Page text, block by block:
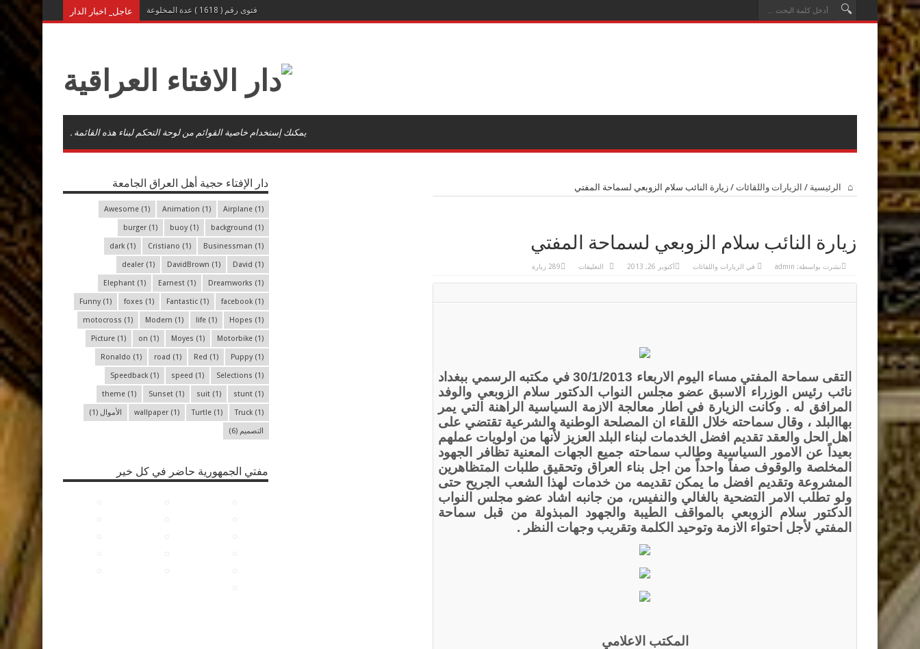
عاجل_ اخبار الدار فتوى رقم ( 1618 ) عدة المخلوعة
يمكنك إستخدام خاصية القوائم من لوحة التحكم لبناء هذه القائمة .
الرئيسية / الزيارات واللقائات / زيارة النائب سلام الزوبعي لسماحة المفتي
زيارة النائب سلام الزوبعي لسماحة المفتي
نشرت بواسطة: admin في الزيارات واللقائات أكتوبر 26, 2013 التعليقات
على
لسماحة
289 زيارة
التقى سماحة المفتي مساء اليوم الاربعاء 30/1/2013 في مكتبه الرسمي ببغداد
نائب رئيس الوزراء الاسبق عضو مجلس النواب الدكتور سلام الزوبعي والوفد
المرافق له . وكانت الزيارة في اطار معالجة الازمة السياسية الراهنة التي يمر
بهاالبلد ، وقال سماحته خلال اللقاء ان المصلحة الوطنية والشرعية تقتضي على
اهل الحل والعقد تقديم افضل الخدمات لبناء البلد العزيز لأنها من اولويات عملهم
بعيداً عن الامور السياسية وطالب سماحته جميع الجهات المعنية تظافر الجهود
المخلصة والوقوف صفاً واحداً من اجل بناء العراق وتحقيق طلبات المتظاهرين
المشروعة وتقديم افضل ما يمكن تقديمه من خدمات لهذا الشعب الجريح حتى
ولو تطلب الامر التضحية بالغالي والنفيس، من جانبه اشاد عضو مجلس النواب
الدكتور سلام الزوبعي بالمواقف الطيبة والجهود المبذولة من قبل سماحة
المفتي لأجل احتواء الازمة وتوحيد الكلمة وتقريب وجهات النظر .
المكتب الاعلامي
دار الإفتاء حجية أهل العراق الجامعة
Airplane (1)
Animation (1)
Awesome (1)
background (1)
buoy(1)
burger (1)
Businessman (1)
Cristiano (1)
dark (1)
David (1)
DavidBrown (1)
dealer (1)
Dreamworks (1)
Earnest (1)
Elephant (1)
facebook (1)
Fantastic (1)
foxes (1)
Funny(1)
Hopes (1)
life (1)
Modern (1)
motocross (1)
Motorbike (1)
Moyes (1)
on (1)
Picture (1)
Puppy(1)
Red (1)
road (1)
Ronaldo (1)
Selections (1)
speed (1)
Speedback (1)
stunt (1)
suit (1)
Sunset (1)
theme (1)
Truck (1)
Turtle (1)
wallpaper (1) الأموال (1)
التصميم (6)
مفتي الجمهورية حاضر في كل خير